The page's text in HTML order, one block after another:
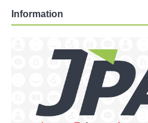
Information